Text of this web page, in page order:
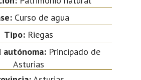
Curso de agua
Tipo: Riegas
autónoma:Principado de
Asturias